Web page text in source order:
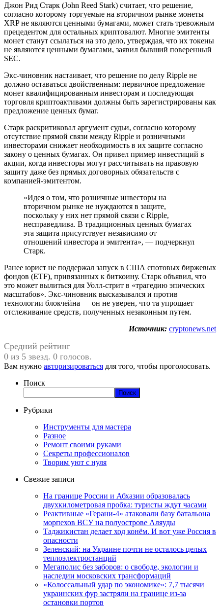
Джон Рид Старк (John Reed Stark) считает, что решение,
согласно которому торгуемые на вторичном рынке монеты
XRP не являются ценными бумагами, может стать тревожным
прецедентом для остальных криптовалют. Многие эмитенты
монет станут ссылаться на это дело, утверждая, что их токены
не являются ценными бумагами, заявил бывший поверенный
SEC.
Экс-чиновник настаивает, что решение по делу Ripple не
должно оставаться двойственным: первичное предложение
монет квалифицированным инвесторам и последующая
торговля криптоактивами должны быть зарегистрированы как
предложение ценных бумаг.
Старк раскритиковал аргумент судьи, согласно которому
отсутствие прямой связи между Ripple и розничными
инвесторами снижает необходимость в их защите согласно
закону о ценных бумагах. Он привел пример инвестиций в
акции, когда инвесторы могут рассчитывать на правовую
защиту даже без прямых договорных обязательств с
компанией-эмитентом.
«Идея о том, что розничные инвесторы на
вторичном рынке не нуждаются в защите,
поскольку у них нет прямой связи с Ripple,
несправедлива. В традиционных ценных бумагах
эта защита присутствует независимо от
отношений инвестора и эмитента», — подчеркнул
Старк.
Ранее юрист не поддержал запуск в США спотовых биржевых
фондов (ETF), привязанных к биткоину. Старк объявил, что
это может вылиться для Уолл-стрит в «трагедию эпических
масштабов». Экс-чиновник высказывался и против
технологии блокчейна — он не уверен, что та упрощает
отслеживание средств, полученных незаконным путем.
Источник: cryptonews.net
Средний рейтинг
0 из 5 звезд. 0 голосов.
Вам нужно авторизироваться для того, чтобы проголосовать.
Поиск
Поиск
Рубрики
Инструменты для мастера
Разное
Ремонт своими руками
Секреты профессионалов
Творим уют с нуля
Свежие записи
На границе России и Абхазии образовалась
двухкилометровая пробка: туристы ждут часами
Реактивные «Герани-4» атаковали базу батальона
морпехов ВСУ на полуострове Аляуды
Таджикистан делает ход конём. И вот уже Россия в
опасности
Зеленский: на Украине почти не осталось целых
теплоэлектростанций
Мегаполис без заборов: о свободе, экологии и
наследии московских трансформаций
«Колоссальный удар по экономике»: 7,7 тысячи
украинских фур застряли на границе из-за
остановки портов